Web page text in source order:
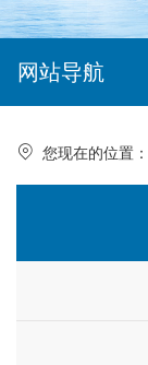
网站导航
您现在的位置：